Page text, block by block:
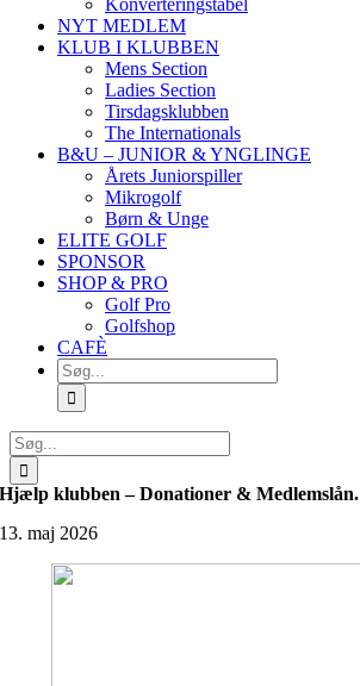
Konverteringstabel
NYT MEDLEM
KLUB I KLUBBEN
Mens Section
Ladies Section
Tirsdagsklubben
The Internationals
B&U – JUNIOR & YNGLINGE
Årets Juniorspiller
Mikrogolf
Børn & Unge
ELITE GOLF
SPONSOR
SHOP & PRO
Golf Pro
Golfshop
CAFÈ
Søg
efter:
Søg
efter:
Hjælp klubben – Donationer & Medlemslån.
13. maj 2026